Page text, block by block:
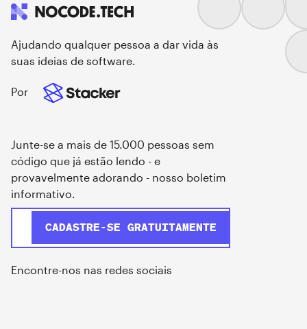
Ajudando qualquer pessoa a dar vida às
suas ideias de software.
Por
Junte-se a mais de 15.000 pessoas sem
código que já estão lendo - e
provavelmente adorando - nosso boletim
informativo.
Encontre-nos nas redes sociais